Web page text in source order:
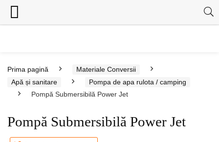
Prima pagină
Materiale Conversii
Apă și sanitare
Pompa de apa rulota / camping
Pompă Submersibilă Power Jet
Pompă Submersibilă Power Jet